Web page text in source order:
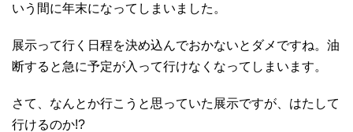
いう間に年末になってしまいました。
展示って行く日程を決め込んでおかないとダメですね。油
断すると急に予定が入って行けなくなってしまいます。
さて、なんとか行こうと思っていた展示ですが、はたして
行けるのか!?